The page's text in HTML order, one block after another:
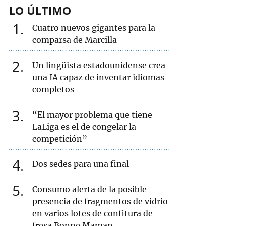
LO ÚLTIMO
1
Cuatro nuevos gigantes para la
comparsa de Marcilla
2
Un lingüista estadounidense crea
una IA capaz de inventar idiomas
completos
3
“El mayor problema que tiene
LaLiga es el de congelar la
competición”
4 Dos sedes para una final
5
Consumo alerta de la posible
presencia de fragmentos de vidrio
en varios lotes de confitura de